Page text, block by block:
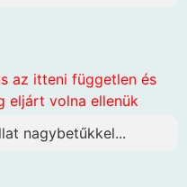
az itteni független és
eljárt volna ellenük
nagybetűkkel...